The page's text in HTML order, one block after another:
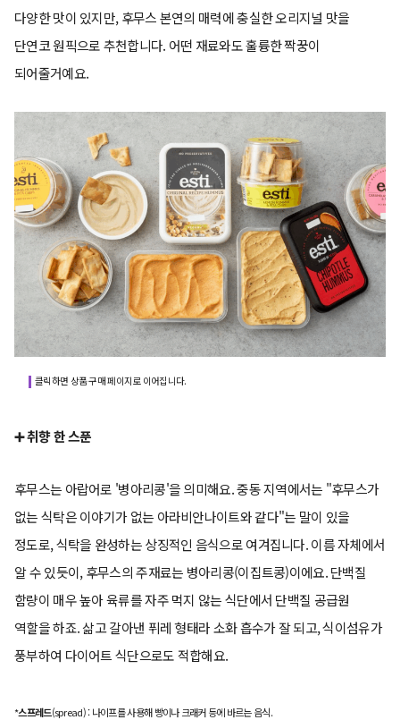
다양한 맛이 있지만, 후무스 본연의 매력에 충실한 오리지널 맛을
단연코 원픽으로 추천합니다. 어떤 재료와도 훌륭한 짝꿍이
되어줄거예요.
클릭하면 상품 구매 페이지로 이어집니다.
➕ 취향 한 스푼
후무스는 아랍어로 '병아리콩'을 의미해요. 중동 지역에서는 "후무스가
없는 식탁은 이야기가 없는 아라비안나이트와 같다"는 말이 있을
정도로, 식탁을 완성하는 상징적인 음식으로 여겨집니다. 이름 자체에서
알 수 있듯이, 후무스의 주재료는 병아리콩(이집트콩)이에요. 단백질
함량이 매우 높아 육류를 자주 먹지 않는 식단에서 단백질 공급원
역할을 하죠. 삶고 갈아낸 퓌레 형태라 소화 흡수가 잘 되고, 식이섬유가
풍부하여 다이어트 식단으로도 적합해요.
*스프레드(spread) : 나이프를 사용해 빵이나 크래커 등에 바르는 음식.